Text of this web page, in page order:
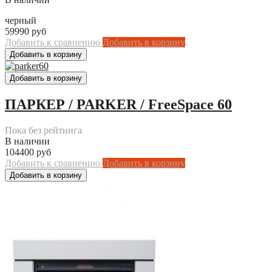
черный
59990 руб
Добавить к сравнению Добавить в корзину
ПАРКЕР / PARKER / FreeSpace 60
Пока без рейтинга
В наличии
104400 руб
Добавить к сравнению Добавить в корзину